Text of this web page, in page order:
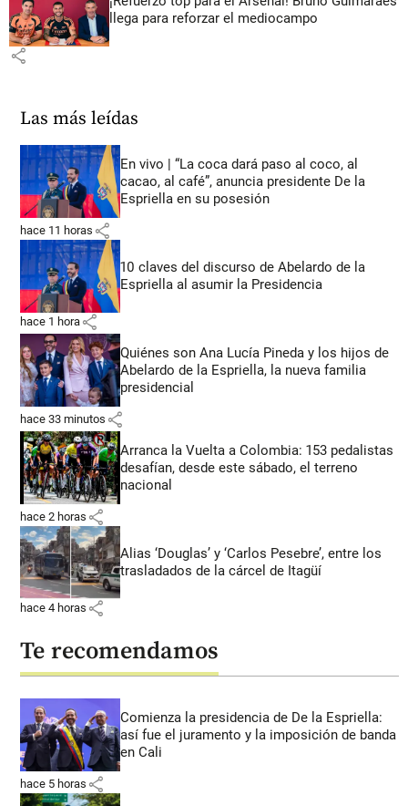
llega para reforzar el mediocampo
share
Las más leídas
En vivo | “La coca dará paso al coco, al
cacao, al café”, anuncia presidente De la
Espriella en su posesión
hace 11 horas share
10 claves del discurso de Abelardo de la
Espriella al asumir la Presidencia
hace 1 hora share
Quiénes son Ana Lucía Pineda y los hijos de
Abelardo de la Espriella, la nueva familia
presidencial
hace 33 minutos share
Arranca la Vuelta a Colombia: 153 pedalistas
desafían, desde este sábado, el terreno
nacional
hace 2 horas share
Alias ‘Douglas’ y ‘Carlos Pesebre’, entre los
trasladados de la cárcel de Itagüí
hace 4 horas share
Te recomendamos
Comienza la presidencia de De la Espriella:
así fue el juramento y la imposición de banda
en Cali
hace 5 horas share